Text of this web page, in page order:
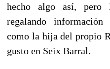
hecho algo así,
regalando
como la hija del propio
gusto en Seix Barral.